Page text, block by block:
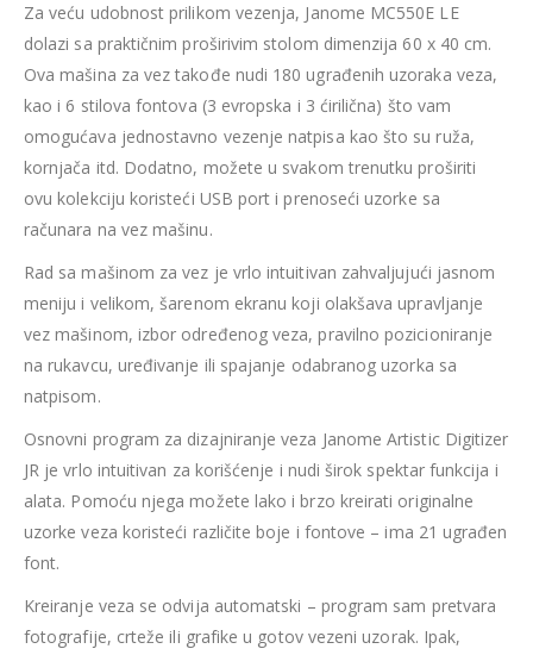
Za veću udobnost prilikom vezenja, Janome MC550E LE
dolazi sa praktičnim proširivim stolom dimenzija 60 x 40 cm.
Ova mašina za vez takođe nudi 180 ugrađenih uzoraka veza,
kao i 6 stilova fontova (3 evropska i 3 ćirilična) što vam
omogućava jednostavno vezenje natpisa kao što su ruža,
kornjača itd. Dodatno, možete u svakom trenutku proširiti
ovu kolekciju koristeći USB port i prenoseći uzorke sa
računara na vez mašinu.
Rad sa mašinom za vez je vrlo intuitivan zahvaljujući jasnom
meniju i velikom, šarenom ekranu koji olakšava upravljanje
vez mašinom, izbor određenog veza, pravilno pozicioniranje
na rukavcu, uređivanje ili spajanje odabranog uzorka sa
natpisom.
Osnovni program za dizajniranje veza Janome Artistic Digitizer
JR je vrlo intuitivan za korišćenje i nudi širok spektar funkcija i
alata. Pomoću njega možete lako i brzo kreirati originalne
uzorke veza koristeći različite boje i fontove – ima 21 ugrađen
font.
Kreiranje veza se odvija automatski – program sam pretvara
fotografije, crteže ili grafike u gotov vezeni uzorak. Ipak,